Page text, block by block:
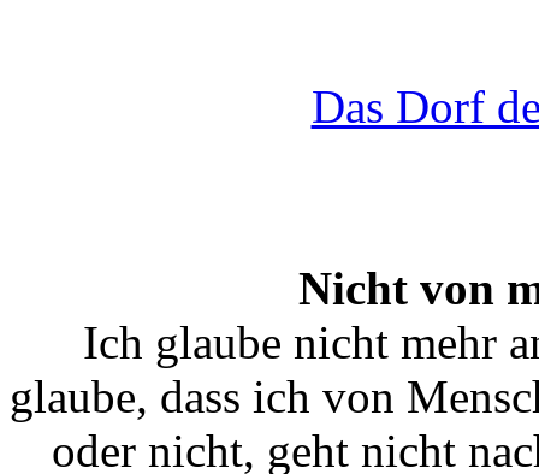
Das Dorf
Nicht von
Ich glaube nicht mehr
glaube, dass ich von
oder nicht, geht nicht